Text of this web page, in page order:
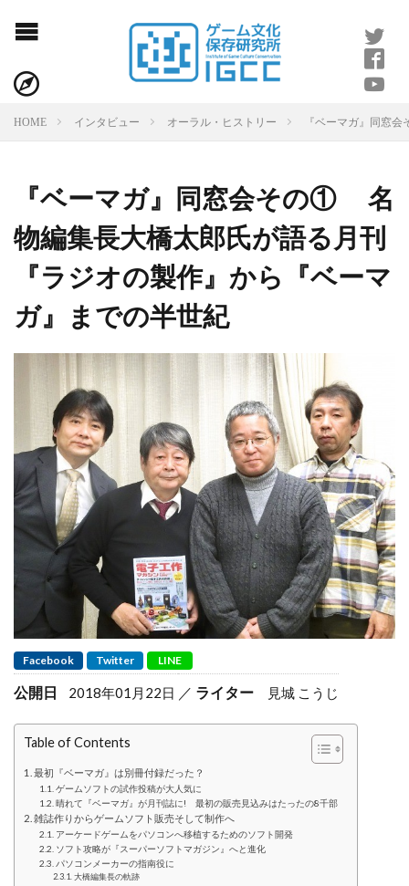
HOME インタビュー オーラル・ヒストリー 『ベーマガ』同窓
『ベーマガ』同窓会その① 名
物編集長大橋太郎氏が語る月刊
『ラジオの製作』から『ベーマ
ガ』までの半世紀
Facebook Twitter LINE
公開日 2018年01月22日 ライター 見城 こうじ
Table of Contents
最初『ベーマガ』は別冊付録だった？
ゲームソフトの試作投稿が大人気に
晴れて『ベーマガ』が月刊誌に! 最初の販売見込みはたったの8千部
雑誌作りからゲームソフト販売そして制作へ
アーケードゲームをパソコンへ移植するためのソフト開発
ソフト攻略が『スーパーソフトマガジン』へと進化
パソコンメーカーの指南役に
大橋編集長の軌跡